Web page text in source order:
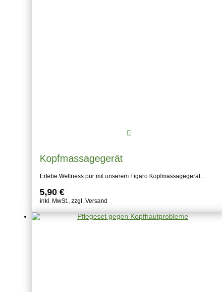
Kopfmassagegerät
Erlebe Wellness pur mit unserem Figaro Kopfmassagegerät…
5,90 €
inkl. MwSt., zzgl. Versand